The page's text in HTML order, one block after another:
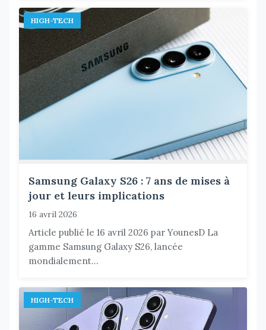
HIGH-TECH
Samsung Galaxy S26 : 7 ans de mises à
jour et leurs implications
16 avril 2026
Article publié le 16 avril 2026 par YounesD La
gamme Samsung Galaxy S26, lancée
mondialement...
HIGH-TECH